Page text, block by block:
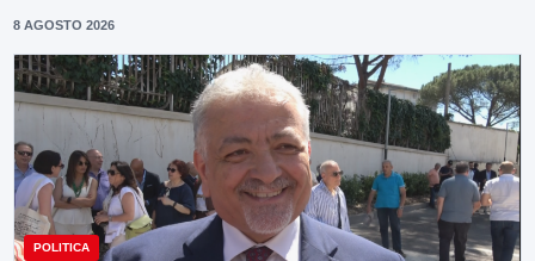
8 AGOSTO 2026
POLITICA